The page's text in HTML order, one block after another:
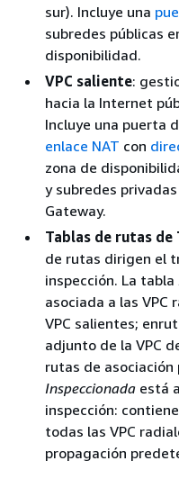
sur). Incluye una
subredes públicas
disponibilidad.
VPC saliente:
hacia la Internet
Incluye una puerta
enlace NAT con
zona de
y subredes
Gateway.
Tablas de rutas
de rutas dirigen el
inspección. La tabla
asociada a las VPC
VPC salientes;
adjunto de la VPC
rutas de
Inspeccionada está
inspección:
todas las VPC
propagación